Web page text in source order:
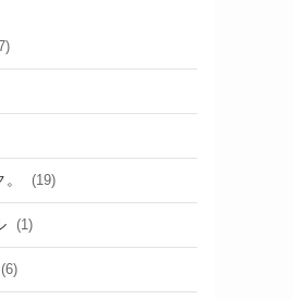
(19)
(1)
(6)